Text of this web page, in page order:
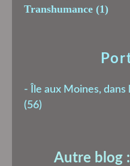
Transhumance (1)
- Île aux Moines,
(56)
Autre blog :